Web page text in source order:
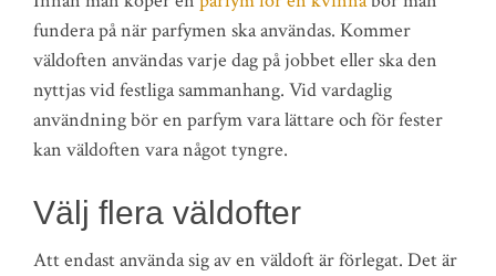
fundera på när parfymen ska användas. Kommer
väldoften användas varje dag på jobbet eller ska den
nyttjas vid festliga sammanhang. Vid vardaglig
användning bör en parfym vara lättare och för fester
kan väldoften vara något tyngre.
Välj flera väldofter
Att endast använda sig av en väldoft är förlegat. Det är